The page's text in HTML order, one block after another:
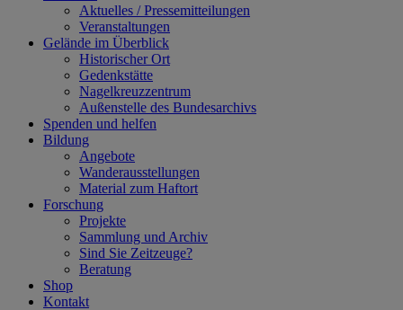
Aktuelles / Pressemitteilungen
Veranstaltungen
Gelände im Überblick
Historischer Ort
Gedenkstätte
Nagelkreuzzentrum
Außenstelle des Bundesarchivs
Spenden und helfen
Bildung
Angebote
Wanderausstellungen
Material zum Haftort
Forschung
Projekte
Sammlung und Archiv
Sind Sie Zeitzeuge?
Beratung
Shop
Kontakt